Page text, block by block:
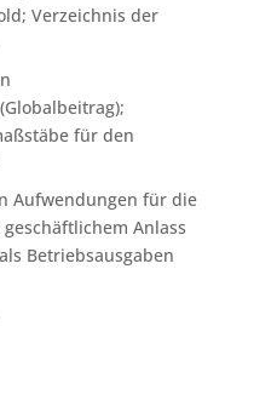
Verzeichnis der
für den
Aufwendungen für die
Anlass
Betriebsausgaben